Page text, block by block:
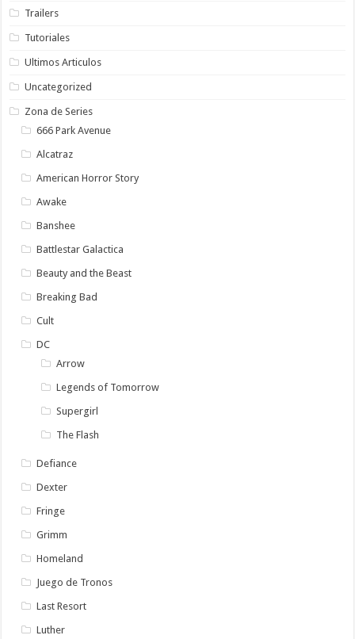
Trailers
Tutoriales
Ultimos Articulos
Uncategorized
Zona de Series
666 Park Avenue
Alcatraz
American Horror Story
Awake
Banshee
Battlestar Galactica
Beauty and the Beast
Breaking Bad
Cult
DC
Arrow
Legends of Tomorrow
Supergirl
The Flash
Defiance
Dexter
Fringe
Grimm
Homeland
Juego de Tronos
Last Resort
Luther